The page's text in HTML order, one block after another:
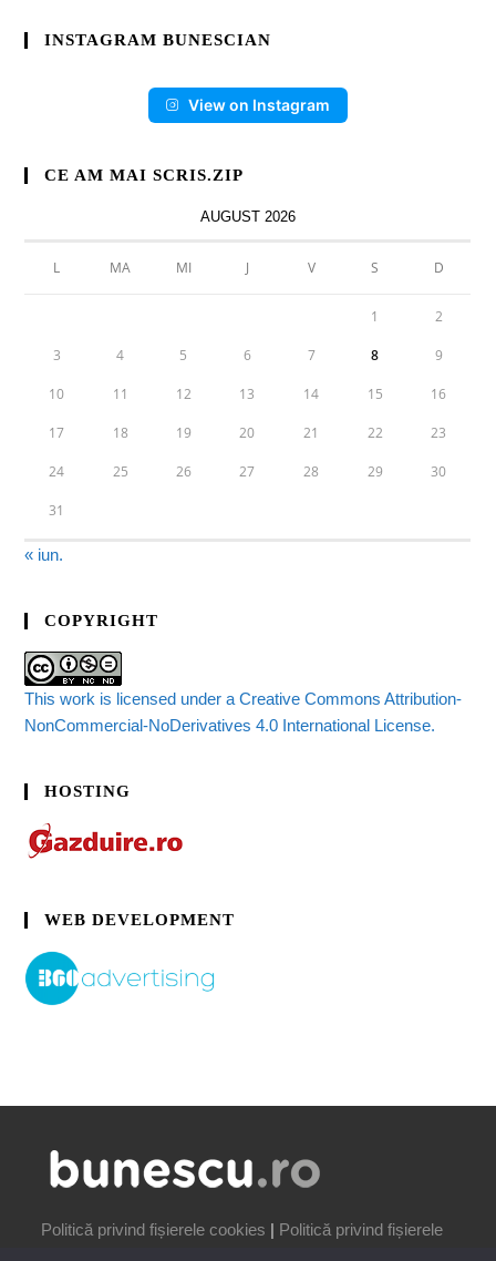
INSTAGRAM BUNESCIAN
View on Instagram
CE AM MAI SCRIS.ZIP
AUGUST 2026
L MA MI J V S D
1 2
3 4 5 6 7 8 9
10 11 12 13 14 15 16
17 18 19 20 21 22 23
24 25 26 27 28 29 30
31
« iun.
COPYRIGHT
This work is licensed under a Creative Commons Attribution-
NonCommercial-NoDerivatives 4.0 International License.
HOSTING
WEB DEVELOPMENT
Politică privind fișierele cookies | Politică privind fișierele